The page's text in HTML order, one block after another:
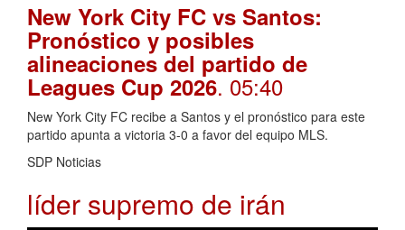
New York City FC vs Santos:
Pronóstico y posibles
alineaciones del partido de
Leagues Cup 2026. 05:40
New York City FC recibe a Santos y el pronóstico para este
partido apunta a victoria 3-0 a favor del equipo MLS.
SDP Noticias
líder supremo de irán